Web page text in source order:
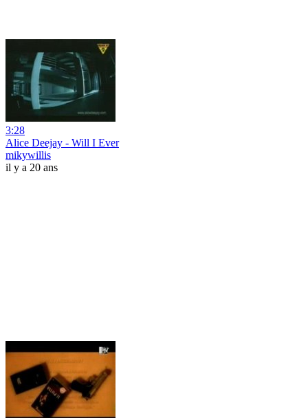
3:28
Alice Deejay - Will I Ever
mikywillis
il y a 20 ans